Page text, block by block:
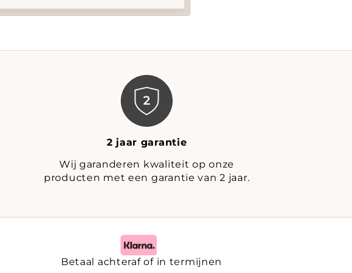
2 jaar garantie
Wij garanderen kwaliteit op onze
producten met een garantie van 2 jaar.
Betaal achteraf of in termijnen